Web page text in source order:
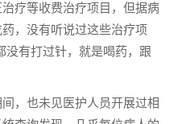
疗等收费治疗项目，但据病
，没有听说过这些治疗项
没有打过针，就是喝药，跟
，也未见医护人员开展过相